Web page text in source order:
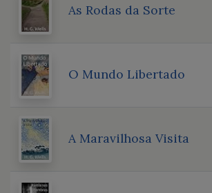
As Rodas da Sorte
O Mundo Libertado
A Maravilhosa Visita